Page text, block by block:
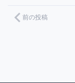
前の投稿